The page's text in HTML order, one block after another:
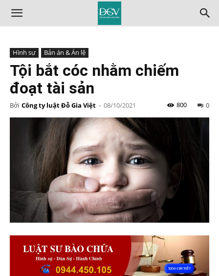
Hình sự Bản án & Án lệ
Tội bắt cóc nhằm chiếm
đoạt tài sản
Bởi Công ty luật Đỗ Gia Việt - 08/10/2021 0
800